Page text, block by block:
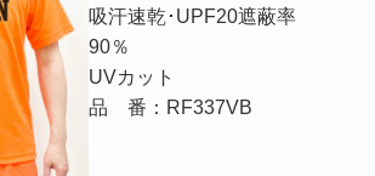
吸汗速乾･UPF20遮蔽率
90％
UVカット
品 番：RF337VB